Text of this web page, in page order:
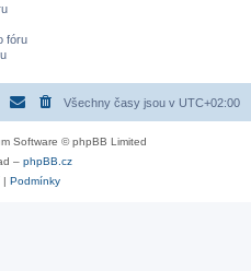
fóru
Všechny časy jsou v UTC+02:00
Software © phpBB Limited
– phpBB.cz
| Podmínky